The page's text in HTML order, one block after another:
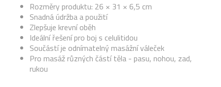
Rozměry produktu: 26 × 31 × 6,5 cm
Snadná údržba a použití
Zlepšuje krevní oběh
Ideální řešení pro boj s celulitidou
Součástí je odnímatelný masážní váleček
Pro masáž různých částí těla - pasu, nohou, zad,
rukou